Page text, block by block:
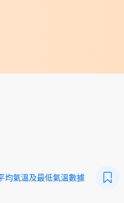
均氣溫及最低氣溫數據